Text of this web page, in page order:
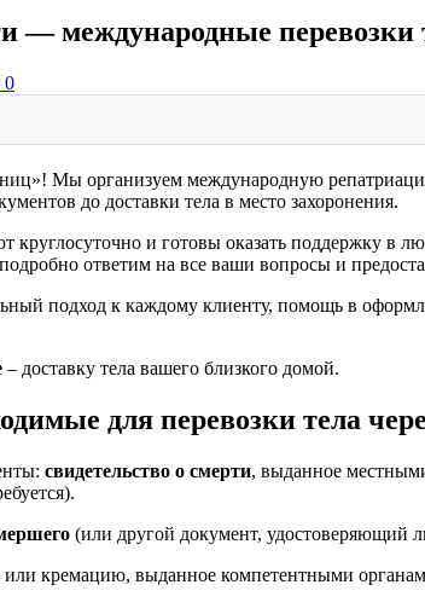
— международные перевозки
0
Мы организуем международную
до доставки тела в место захоронения.
круглосуточно и готовы оказать поддержку
ответим на все ваши вопросы и
подход к каждому клиенту, помощь в
– доставку тела вашего близкого домой.
для перевозки тела
свидетельство о смерти, выданное
(или другой документ, удостоверяющий
или кремацию, выданное компетентными